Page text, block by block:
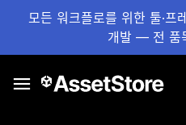
모든 워크플로를 위한 툴·프
개발 — 전 품